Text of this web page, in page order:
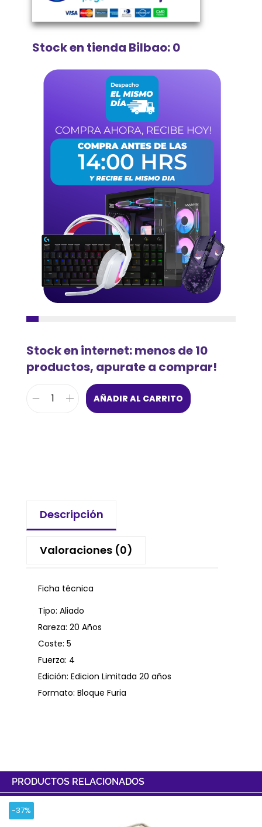
Stock en tienda Bilbao: 0
Stock en internet: menos de 10
productos, apurate a comprar!
AÑADIR AL CARRITO
Descripción
Valoraciones (0)
Ficha técnica
Tipo: Aliado
Rareza: 20 Años
Coste: 5
Fuerza: 4
Edición: Edicion Limitada 20 años
Formato: Bloque Furia
PRODUCTOS RELACIONADOS
-37%